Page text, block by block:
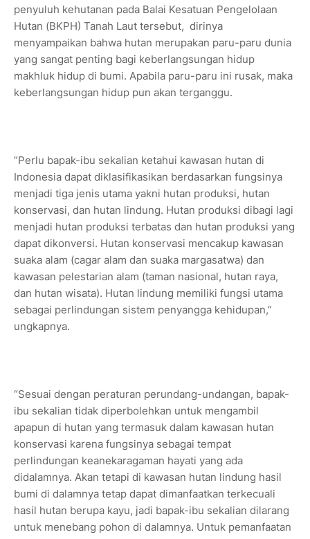
penyuluh kehutanan pada Balai Kesatuan Pengelolaan
Hutan (BKPH) Tanah Laut tersebut, dirinya
menyampaikan bahwa hutan merupakan paru-paru dunia
yang sangat penting bagi keberlangsungan hidup
makhluk hidup di bumi. Apabila paru-paru ini rusak, maka
keberlangsungan hidup pun akan terganggu.
”Perlu bapak-ibu sekalian ketahui kawasan hutan di
Indonesia dapat diklasifikasikan berdasarkan fungsinya
menjadi tiga jenis utama yakni hutan produksi, hutan
konservasi, dan hutan lindung. Hutan produksi dibagi lagi
menjadi hutan produksi terbatas dan hutan produksi yang
dapat dikonversi. Hutan konservasi mencakup kawasan
suaka alam (cagar alam dan suaka margasatwa) dan
kawasan pelestarian alam (taman nasional, hutan raya,
dan hutan wisata). Hutan lindung memiliki fungsi utama
sebagai perlindungan sistem penyangga kehidupan,”
ungkapnya.
“Sesuai dengan peraturan perundang-undangan, bapak-
ibu sekalian tidak diperbolehkan untuk mengambil
apapun di hutan yang termasuk dalam kawasan hutan
konservasi karena fungsinya sebagai tempat
perlindungan keanekaragaman hayati yang ada
didalamnya. Akan tetapi di kawasan hutan lindung hasil
bumi di dalamnya tetap dapat dimanfaatkan terkecuali
hasil hutan berupa kayu, jadi bapak-ibu sekalian dilarang
untuk menebang pohon di dalamnya. Untuk pemanfaatan